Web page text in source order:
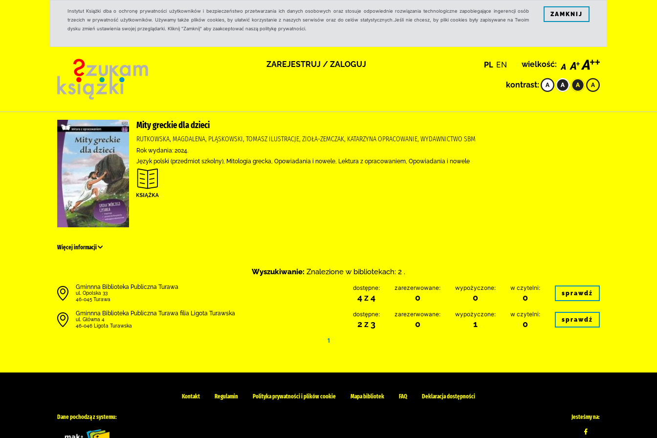
Instytut Książki dba o ochronę prywatności użytkowników i bezpieczeństwo przetwarzania ich danych osobowych oraz stosuje odpowiednie rozwiązania technologiczne zapobiegające ingerencji osób
trzecich w prywatność użytkowników. Używamy także plików cookies, by ułatwić korzystanie z naszych serwisów oraz do celów statystycznych.Jeśli nie chcesz, by pliki cookies były zapisywane na Twoim
dysku zmień ustawienia swojej przeglądarki. Kliknij "Zamknij" aby zaakceptować naszą politykę prywatności.
ZAMKNIJ
ZAREJESTRUJ / ZALOGUJ PL EN wielkość:
kontrast:
Mity greckie dla dzieci
RUTKOWSKA, MAGDALENA, PLĄSKOWSKI, TOMASZ ILUSTRACJE, ZIOŁA-ZEMCZAK, KATARZYNA OPRACOWANIE, WYDAWNICTWO SBM
Rok wydania: 2024.
Język polski (przedmiot szkolny), Mitologia grecka, Opowiadania i nowele, Lektura z opracowaniem, Opowiadania i nowele
Więcej informacji
Wyszukiwanie: Znalezione w bibliotekach: 2 .
Gminnna Biblioteka Publiczna Turawa
ul. Opolska 33
46-045 Turawa
dostępne:
4 z 4
zarezerwowane:
0
wypożyczone:
0
w czytelni:
0 sprawdź
Gminnna Biblioteka Publiczna Turawa filia Ligota Turawska
ul. Główna 4
46-046 Ligota Turawska
dostępne:
2 z 3
zarezerwowane:
0
wypożyczone:
1
w czytelni:
0 sprawdź
1
Kontakt Regulamin Polityka prywatności i plików cookie Mapa bibliotek FAQ Deklaracja dostępności
Dane pochodzą z systemu: Jesteśmy na: